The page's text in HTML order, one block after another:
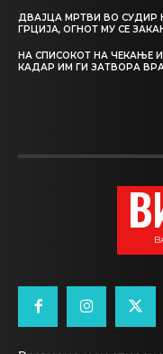
ДВАЈЦА МРТВИ ВО СУДИР
ГРЦИЈА, ОГНОТ МУ СЕ
НА СПИСОКОТ НА ЧЕКАЊЕ
КАДАР ИМ ГИ ЗАТВОРА